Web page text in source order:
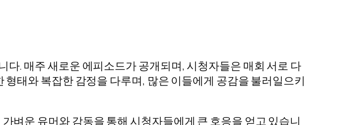
다. 매주 새로운 에피소드가 공개되며, 시청자들은 매회 서로 다
태와 복잡한 감정을 다루며, 많은 이들에게 공감을 불러일으키
벼운 유머와 감동을 통해 시청자들에게 큰 호응을 얻고 있습니